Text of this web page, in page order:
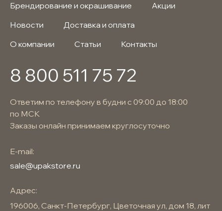
Брендирование и окрашивание
Акции
Новости
Доставка и оплата
О компании
Статьи Контакты
8 800 511 75 72
Ответим по телефону в будни с 09:00 до 18:00
по МСК
Заказы онлайн принимаем круглосуточно
E-mail:
sale@upakstore.ru
Адрес:
196006, Санкт-Петербург, Цветочная ул, дом 18, лит